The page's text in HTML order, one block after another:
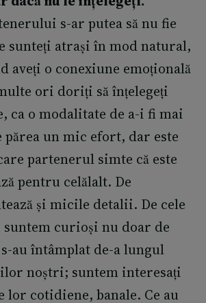
s-ar putea să nu fie
sunteți atrași în mod natural,
aveți o conexiune emoțională
ori doriți să înțelegeți
ca o modalitate de a-i fi mai
părea un mic efort, dar este
partenerul simte că este
pentru celălalt. De
și micile detalii. De cele
curioși nu doar de
au întâmplat de-a lungul
noștri; suntem interesați
lor cotidiene, banale. Ce au